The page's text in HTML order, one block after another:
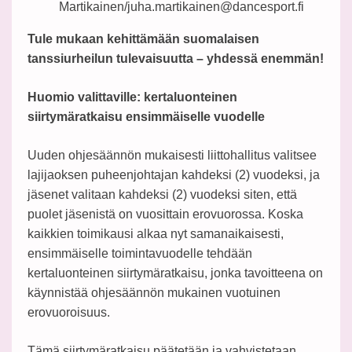
Martikainen/juha.martikainen@dancesport.fi
Tule mukaan kehittämään suomalaisen
tanssiurheilun tulevaisuutta – yhdessä enemmän!
Huomio valittaville: kertaluonteinen
siirtymäratkaisu ensimmäiselle vuodelle
Uuden ohjesäännön mukaisesti liittohallitus valitsee
lajijaoksen puheenjohtajan kahdeksi (2) vuodeksi, ja
jäsenet valitaan kahdeksi (2) vuodeksi siten, että
puolet jäsenistä on vuosittain erovuorossa. Koska
kaikkien toimikausi alkaa nyt samanaikaisesti,
ensimmäiselle toimintavuodelle tehdään
kertaluonteinen siirtymäratkaisu, jonka tavoitteena on
käynnistää ohjesäännön mukainen vuotuinen
erovuoroisuus.